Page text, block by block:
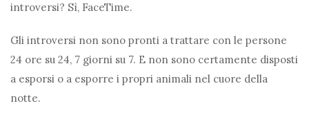
introversi? Sì, FaceTime.
Gli introversi non sono pronti a trattare con le persone
24 ore su 24, 7 giorni su 7. E non sono certamente disposti
a esporsi o a esporre i propri animali nel cuore della
notte.